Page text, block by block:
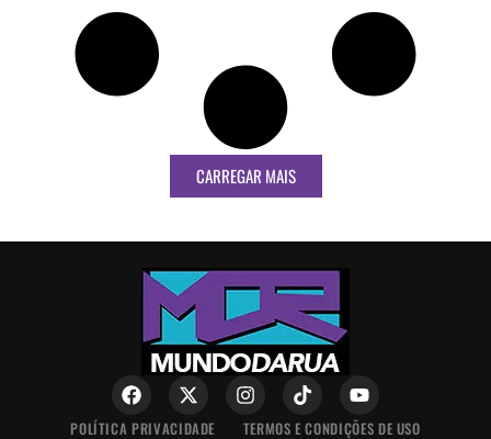
CARREGAR MAIS
POLÍTICA PRIVACIDADE TERMOS E CONDIÇÕES DE USO